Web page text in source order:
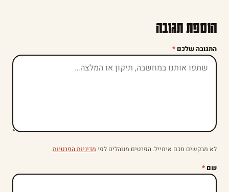
הוספת תגובה
התגובה שלכם *
לא מבקשים מכם אימייל. הפרטים מנוהלים לפי מדיניות הפרטיות.
שם *